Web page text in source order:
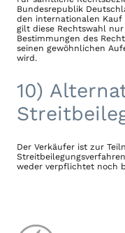
Bundesrepublik
den internationalen Kauf
gilt diese Rechtswahl
Bestimmungen des
seinen gewöhnlichen
wird.
10)
Der Verkäufer ist zur
weder verpflichtet noch